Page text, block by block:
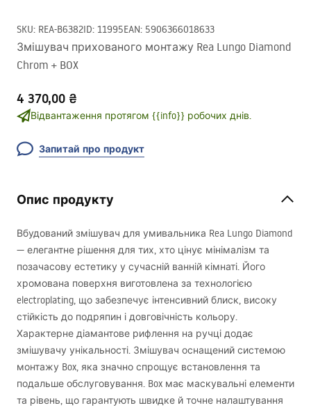
SKU: REA-B6382ID: 11995EAN: 5906366018633
Змішувач прихованого монтажу Rea Lungo Diamond
Chrom + BOX
4 370,00 ₴
Відвантаження протягом {{info}} робочих днів.
Запитай про продукт
Опис продукту
Вбудований змішувач для умивальника Rea Lungo Diamond
— елегантне рішення для тих, хто цінує мінімалізм та
позачасову естетику у сучасній ванній кімнаті. Його
хромована поверхня виготовлена за технологією
electroplating, що забезпечує інтенсивний блиск, високу
стійкість до подряпин і довговічність кольору.
Характерне діамантове рифлення на ручці додає
змішувачу унікальності. Змішувач оснащений системою
монтажу Box, яка значно спрощує встановлення та
подальше обслуговування. Box має маскувальні елементи
та рівень, що гарантують швидке й точне налаштування